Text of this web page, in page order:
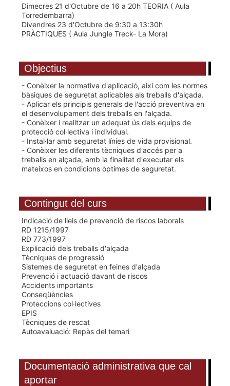
Dimecres 21 d'Octubre de 16 a 20h TEORIA ( Aula
Torredembarra)
Divendres 23 d'Octubre de 9:30 a 13:30h
PRÀCTIQUES ( Aula Jungle Treck- La Mora)
Objectius
- Conèixer la normativa d'aplicació, així com les normes
bàsiques de seguretat aplicables als treballs d'alçada.
- Aplicar els principis generals de l'acció preventiva en
el desenvolupament dels treballs en l'alçada.
- Conèixer i realitzar un adequat ús dels equips de
protecció col·lectiva i individual.
- Instal·lar amb seguretat línies de vida provisional.
- Conèixer les diferents tècniques d'accés per a
treballs en alçada, amb la finalitat d'executar els
mateixos en condicions òptimes de seguretat.
Contingut del curs
Indicació de lleis de prevenció de riscos laborals
RD 1215/1997
RD 773/1997
Explicació dels treballs d'alçada
Tècniques de progressió
Sistemes de seguretat en feines d'alçada
Prevenció i actuació davant de riscos
Accidents importants
Conseqüències
Proteccions col·lectives
EPIS
Tècniques de rescat
Autoavaluació: Repàs del temari
Documentació administrativa que cal
aportar